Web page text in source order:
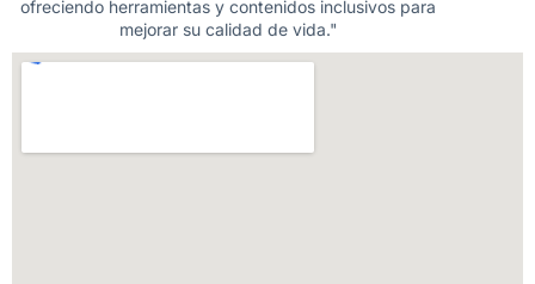
ofreciendo herramientas y contenidos inclusivos para
mejorar su calidad de vida."